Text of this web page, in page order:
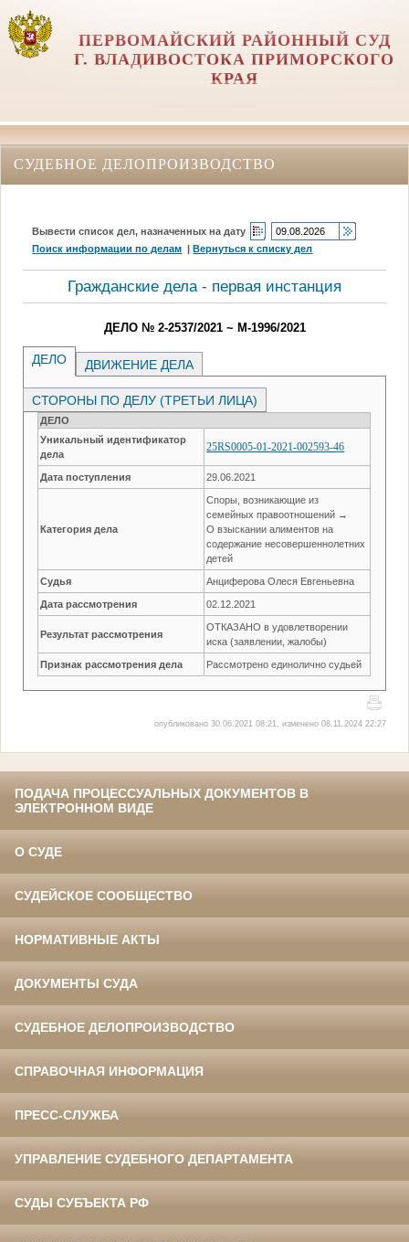
ПЕРВОМАЙСКИЙ РАЙОННЫЙ СУД
Г. ВЛАДИВОСТОКА ПРИМОРСКОГО
КРАЯ
СУДЕБНОЕ ДЕЛОПРОИЗВОДСТВО
Вывести список дел, назначенных на дату
Поиск информации по делам |Вернуться к списку дел
Гражданские дела - первая инстанция
ДЕЛО № 2-2537/2021 ~ М-1996/2021
ДЕЛО ДВИЖЕНИЕ ДЕЛА
СТОРОНЫ ПО ДЕЛУ (ТРЕТЬИ ЛИЦА)
ДЕЛО
Уникальный идентификатор
дела
25RS0005-01-2021-002593-46
Дата поступления 29.06.2021
Категория дела
Споры, возникающие из
семейных правоотношений →
О взыскании алиментов на
содержание несовершеннолетних
детей
Судья Анциферова Олеся Евгеньевна
Дата рассмотрения 02.12.2021
Результат рассмотрения
ОТКАЗАНО в удовлетворении
иска (заявлении, жалобы)
Признак рассмотрения дела Рассмотрено единолично судьей
опубликовано 30.06.2021 08:21, изменено 08.11.2024 22:27
ПОДАЧА ПРОЦЕССУАЛЬНЫХ ДОКУМЕНТОВ В
ЭЛЕКТРОННОМ ВИДЕ
О СУДЕ
СУДЕЙСКОЕ СООБЩЕСТВО
НОРМАТИВНЫЕ АКТЫ
ДОКУМЕНТЫ СУДА
СУДЕБНОЕ ДЕЛОПРОИЗВОДСТВО
СПРАВОЧНАЯ ИНФОРМАЦИЯ
ПРЕСС-СЛУЖБА
УПРАВЛЕНИЕ СУДЕБНОГО ДЕПАРТАМЕНТА
СУДЫ СУБЪЕКТА РФ